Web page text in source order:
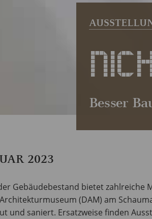
Besser
2023
Gebäudebestand bietet zahlreiche
(DAM) am
und saniert. Ersatzweise finden